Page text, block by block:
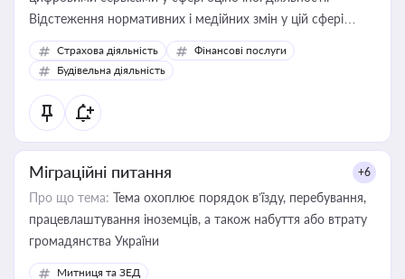
Відстеження нормативних і медійних змін у цій сфері
корисне для власника бізнесу, керівника, юриста або
бухгалтера під час оподаткування, приватизації, оренди
державного майна, корпоративних угод і перевірки
статусу суб'єктів оціночної діяльності
Страхова діяльність
Фінансові послуги
Будівельна діяльність
Міграційні питання +6
Про що тема: Тема охоплює порядок в’їзду, перебування,
працевлаштування іноземців, а також набуття або втрату
громадянства України
Митниця та ЗЕД